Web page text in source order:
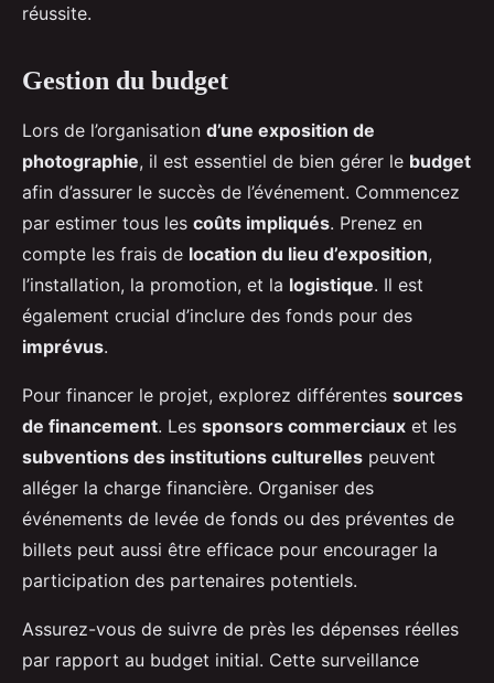
réussite.
Gestion du budget
Lors de l’organisation d’une exposition de
photographie, il est essentiel de bien gérer le budget
afin d’assurer le succès de l’événement. Commencez
par estimer tous les coûts impliqués. Prenez en
compte les frais de location du lieu d’exposition,
l’installation, la promotion, et la logistique. Il est
également crucial d’inclure des fonds pour des
imprévus.
Pour financer le projet, explorez différentes sources
de financement. Les sponsors commerciaux et les
subventions des institutions culturelles peuvent
alléger la charge financière. Organiser des
événements de levée de fonds ou des préventes de
billets peut aussi être efficace pour encourager la
participation des partenaires potentiels.
Assurez-vous de suivre de près les dépenses réelles
par rapport au budget initial. Cette surveillance